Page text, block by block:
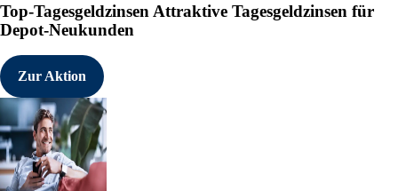
Top-Tagesgeldzinsen Attraktive Tagesgeldzinsen für
Depot-Neukunden
Zur Aktion